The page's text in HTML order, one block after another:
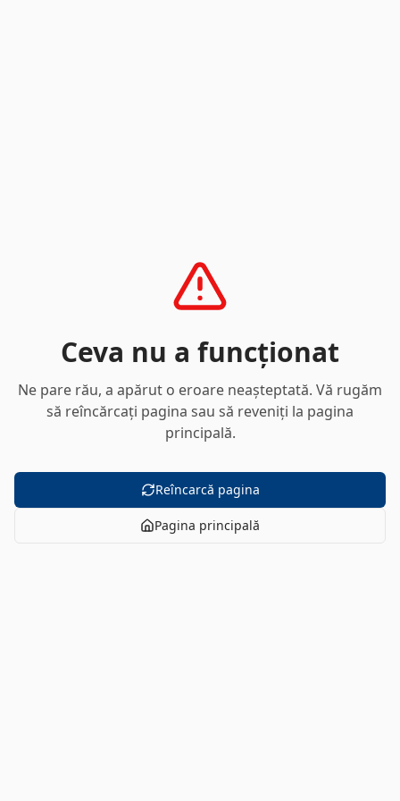
Ceva nu a funcționat
Ne pare rău, a apărut o eroare neașteptată. Vă rugăm
să reîncărcați pagina sau să reveniți la pagina
principală.
Reîncarcă pagina
Pagina principală